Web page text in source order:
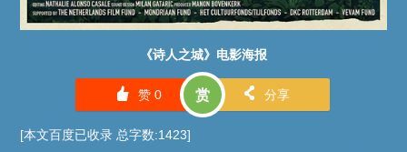
《诗人之城》电影海报
󰄼 赞 0 赏 󰄯 分享
[本文百度已收录 总字数:1423]